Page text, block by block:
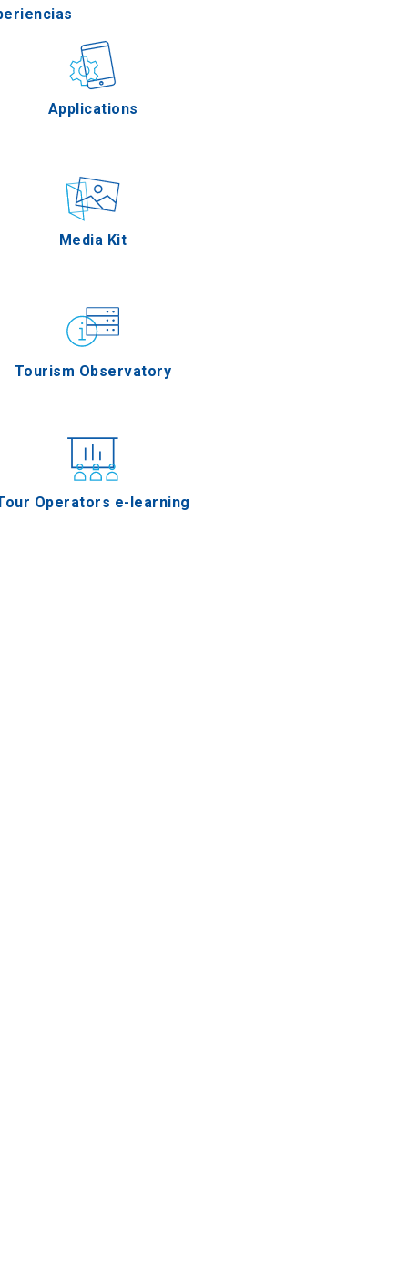
Applications
Media Kit
Tourism Observatory
Operators e-learning